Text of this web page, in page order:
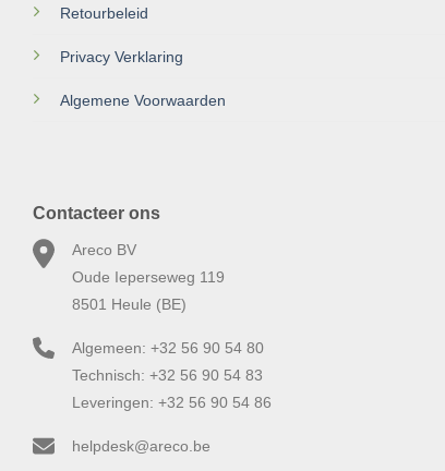
Retourbeleid
Privacy Verklaring
Algemene Voorwaarden
Contacteer ons
Areco BV
Oude Ieperseweg 119
8501 Heule (BE)
Algemeen: +32 56 90 54 80
Technisch: +32 56 90 54 83
Leveringen: +32 56 90 54 86
helpdesk@areco.be